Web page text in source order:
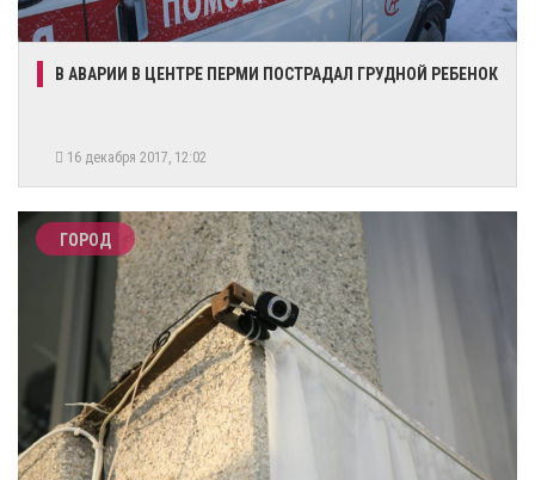
В АВАРИИ В ЦЕНТРЕ ПЕРМИ ПОСТРАДАЛ ГРУДНОЙ РЕБЕНОК
16 декабря 2017, 12:02
ГОРОД